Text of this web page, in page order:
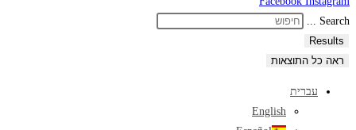
Search ...
Results
ראה כל התוצאות
עברית
English